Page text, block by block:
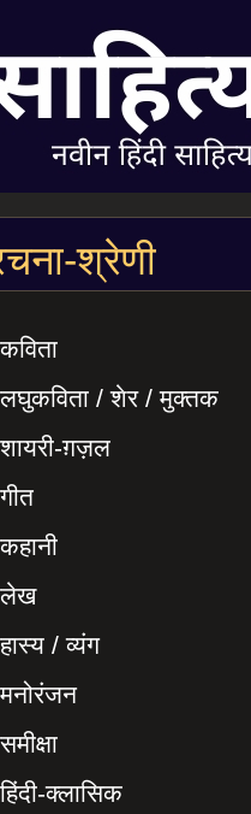
श्रेणी
कविता
लघुकविता / शेर / मुक्तक
शायरी-ग़ज़ल
गीत
कहानी
लेख
हास्य / व्यंग
मनोरंजन
समीक्षा
हिंदी-क्लासिक